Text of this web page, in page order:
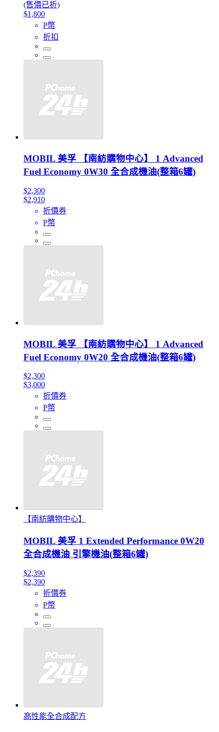
(售價已折)
$1,800
P幣
折扣
MOBIL 美孚 【南紡購物中心】 1 Advanced
Fuel Economy 0W30 全合成機油(整箱6罐)
$2,300
$2,910
折價券
P幣
MOBIL 美孚 【南紡購物中心】 1 Advanced
Fuel Economy 0W20 全合成機油(整箱6罐)
$2,300
$3,000
折價券
P幣
【南紡購物中心】
MOBIL 美孚 1 Extended Performance 0W20
全合成機油 引擎機油(整箱6罐)
$2,390
$2,390
折價券
P幣
高性能全合成配方